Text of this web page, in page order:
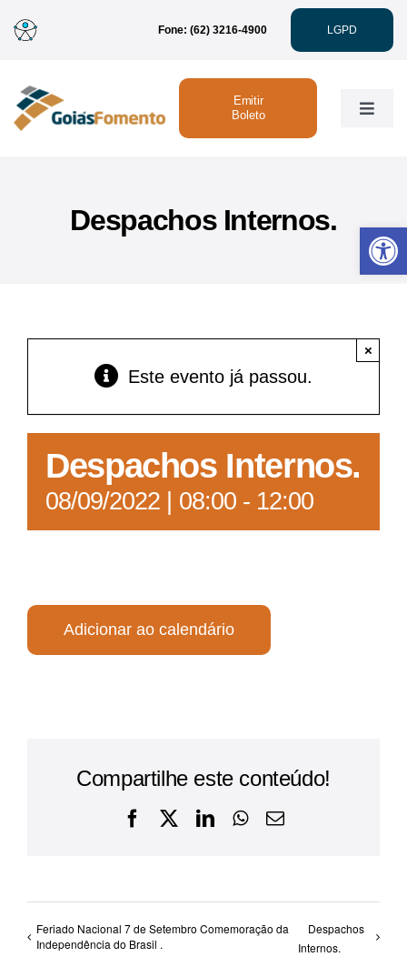
Abrir
para
conteúdo
Fone: (62) 3216-4900 LGPD
Toggle
Linhas de Crédito
Acesso à Informação
Emitir
Boleto
Despachos Internos.
Este evento já passou.
×
Despachos Internos.
08/09/2022 | 08:00- 12:00
Adicionar ao calendário
Compartilhe este conteúdo!
Facebook
X LinkedInWhatsApp
E-
Feriado Nacional 7 de Setembro Comemoração da
Independência do Brasil .
Despachos
Internos.